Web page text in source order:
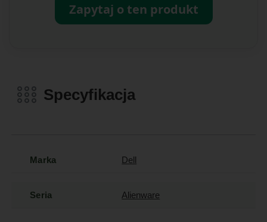
Zapytaj o ten produkt
Specyfikacja
Marka Dell
Seria Alienware